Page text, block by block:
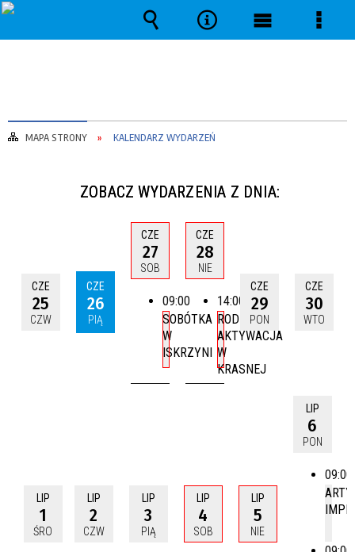
MAPA STRONY KALENDARZ WYDARZEŃ
ZOBACZ WYDARZENIA Z DNIA:
CZE
25
CZW
CZE
26
PIĄ
CZE
27
SOB
09:00
SOBÓTKA
W
ISKRZYNI
CZE
28
NIE
14:00
RODZINNA
AKTYWACJA
W
KRASNEJ
CZE
29
PON
CZE
30
WTO
LIP
1
ŚRO
LIP
2
CZW
LIP
3
PIĄ
LIP
4
SOB
LIP
5
NIE
LIP
6
PON
09:00
Wyszukiwarka
Narzędzia
Menu Menu